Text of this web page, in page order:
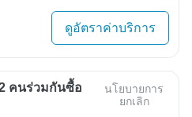
ดูอัตราค่าบริการ
คนร่วมกันซื้อ
นโยบายการ
ยกเลิก